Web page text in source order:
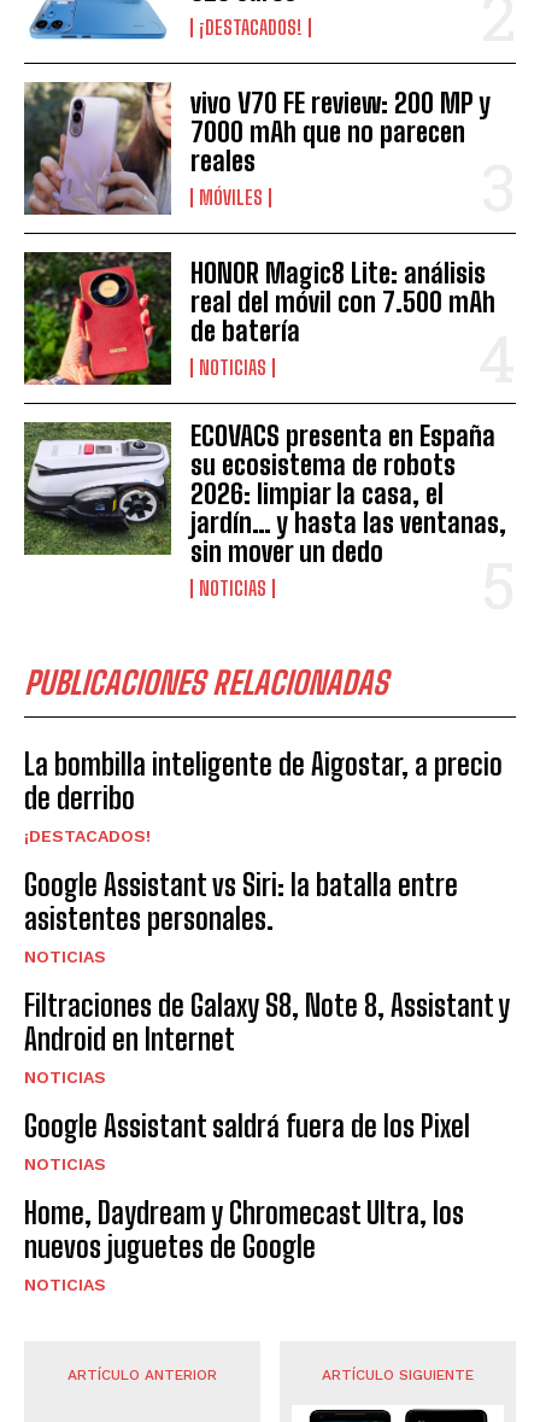
¡DESTACADOS!
vivo V70 FE review: 200 MP y
7000 mAh que no parecen
reales
MÓVILES
HONOR Magic8 Lite: análisis
real del móvil con 7.500 mAh
de batería
NOTICIAS
ECOVACS presenta en España
su ecosistema de robots
2026: limpiar la casa, el
jardín… y hasta las ventanas,
sin mover un dedo
NOTICIAS
PUBLICACIONES RELACIONADAS
La bombilla inteligente de Aigostar, a precio
de derribo
¡DESTACADOS!
Google Assistant vs Siri: la batalla entre
asistentes personales.
NOTICIAS
Filtraciones de Galaxy S8, Note 8, Assistant y
Android en Internet
NOTICIAS
Google Assistant saldrá fuera de los Pixel
NOTICIAS
Home, Daydream y Chromecast Ultra, los
nuevos juguetes de Google
NOTICIAS
ARTÍCULO ANTERIOR ARTÍCULO SIGUIENTE